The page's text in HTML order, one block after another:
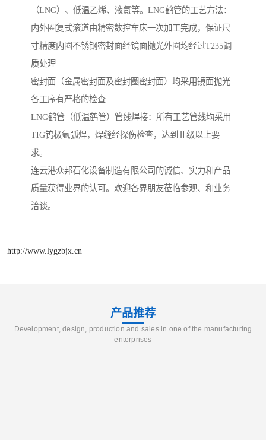
（LNG）、低温乙烯、液氮等。LNG鹤管的工艺方法：
内外圈复式滚道由精密数控车床一次加工完成，保证尺
寸精度内圈不锈钢密封面经镜面抛光外圈均经过T235调
质处理
密封面（金属密封面及密封圈密封面）均采用镜面抛光
各工序有严格的检查
LNG鹤管（低温鹤管）管线焊接：所有工艺管线均采用
TIG钨极氩弧焊，焊缝经探伤检查，达到Ⅱ级以上要
求。
连云港众邦石化设备制造有限公司的诚信、实力和产品
质量获得业界的认可。欢迎各界朋友莅临参观、和业务
洽谈。
http://www.lygzbjx.cn
产品推荐
Development, design, production and sales in one of the manufacturing
enterprises